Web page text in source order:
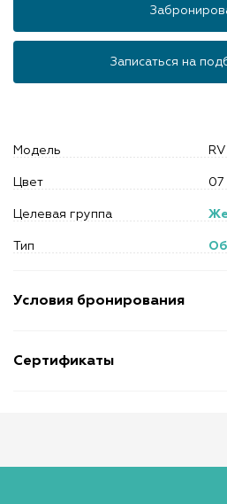
Условия бронирования
Сертификаты
Записаться на
Модель
Цвет 07
Целевая группа
Тип